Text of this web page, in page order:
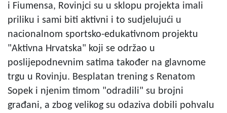
i Fiumensa, Rovinjci su u sklopu projekta imali
priliku i sami biti aktivni i to sudjelujući u
nacionalnom sportsko-edukativnom projektu
"Aktivna Hrvatska" koji se održao u
poslijepodnevnim satima također na glavnome
trgu u Rovinju. Besplatan trening s Renatom
Sopek i njenim timom "odradili" su brojni
građani, a zbog velikog su odaziva dobili pohvalu